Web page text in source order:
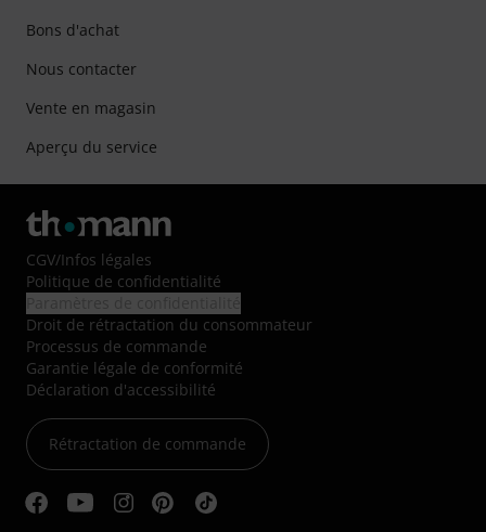
Bons d'achat
Nous contacter
Vente en magasin
Aperçu du service
CGV/Infos légales
Politique de confidentialité
Droit de rétractation du consommateur
Processus de commande
Garantie légale de conformité
Déclaration d'accessibilité
Rétractation de commande